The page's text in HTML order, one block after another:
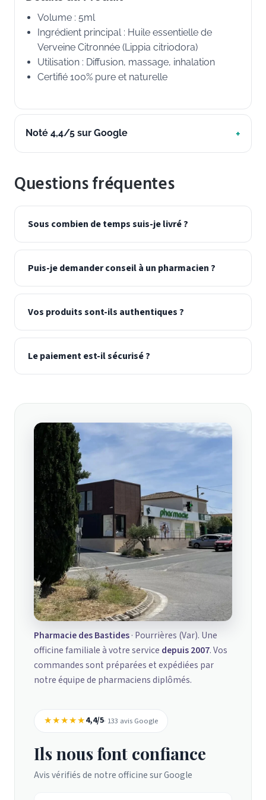
Volume : 5ml
Ingrédient principal : Huile essentielle de
Verveine Citronnée (Lippia citriodora)
Utilisation : Diffusion, massage, inhalation
Certifié 100% pure et naturelle
Noté 4,4/5 sur Google
Questions fréquentes
Sous combien de temps suis-je livré ?
Puis-je demander conseil à un pharmacien ?
Vos produits sont-ils authentiques ?
Le paiement est-il sécurisé ?
Pharmacie des Bastides· Pourrières (Var). Une
officine familiale à votre service depuis 2007. Vos
commandes sont préparées et expédiées par
notre équipe de pharmaciens diplômés.
★★★★★4,4/5· 133 avis Google
Ils nous font confiance
Avis vérifiés de notre officine sur Google